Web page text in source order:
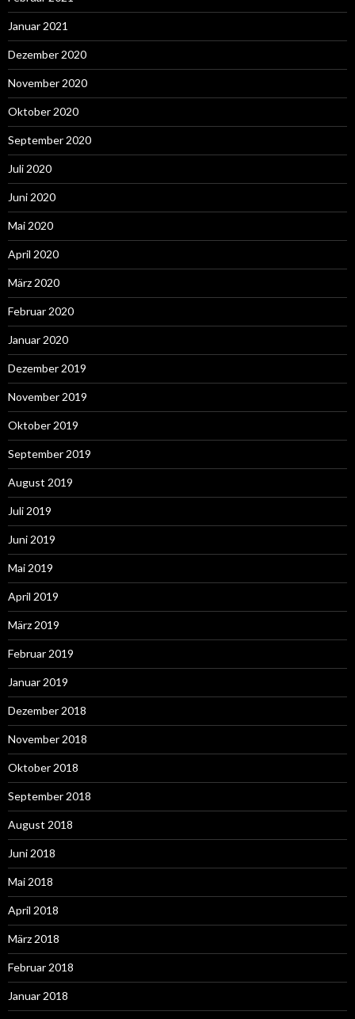
Januar 2021
Dezember 2020
November 2020
Oktober 2020
September 2020
Juli 2020
Juni 2020
Mai 2020
April 2020
März 2020
Februar 2020
Januar 2020
Dezember 2019
November 2019
Oktober 2019
September 2019
August 2019
Juli 2019
Juni 2019
Mai 2019
April 2019
März 2019
Februar 2019
Januar 2019
Dezember 2018
November 2018
Oktober 2018
September 2018
August 2018
Juni 2018
Mai 2018
April 2018
März 2018
Februar 2018
Januar 2018